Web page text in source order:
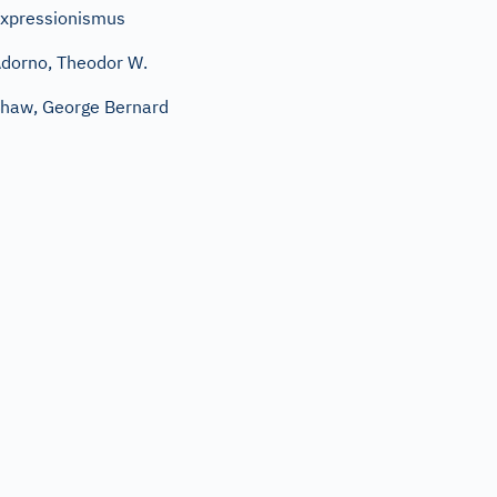
Theodor W.
George Bernard